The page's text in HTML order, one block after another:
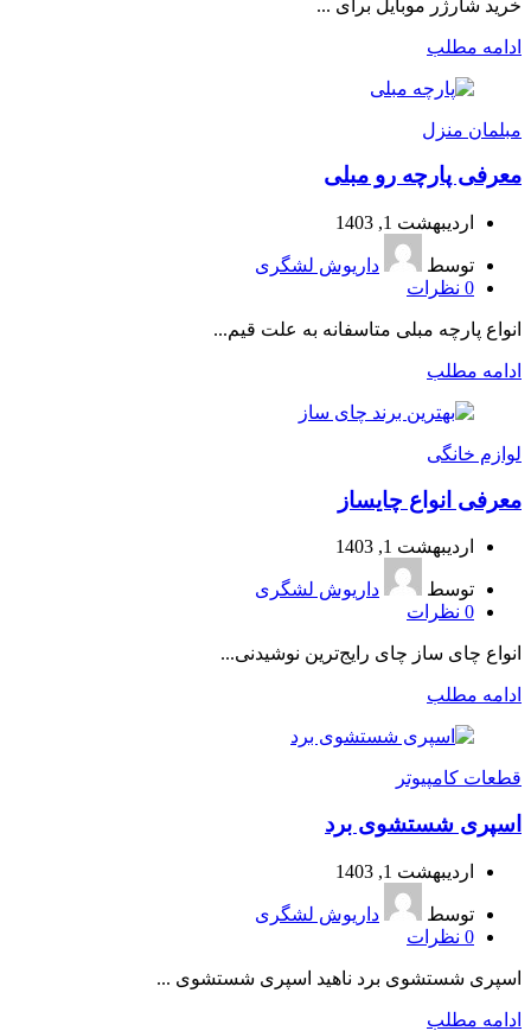
خرید شارژر موبایل برای ...
ادامه مطلب
مبلمان منزل
معرفی پارچه رو مبلی
اردیبهشت 1, 1403
توسط
داریوش لشگری
0 نظرات
انواع پارچه مبلی متاسفانه به علت قیم...
ادامه مطلب
لوازم خانگی
معرفی انواع چایساز
اردیبهشت 1, 1403
توسط
داریوش لشگری
0 نظرات
انواع چای ساز چای رایج‌ترین نوشیدنی‌...
ادامه مطلب
قطعات کامپیوتر
اسپری شستشوی برد
اردیبهشت 1, 1403
توسط
داریوش لشگری
0 نظرات
اسپری شستشوی برد ناهید اسپری شستشوی ...
ادامه مطلب